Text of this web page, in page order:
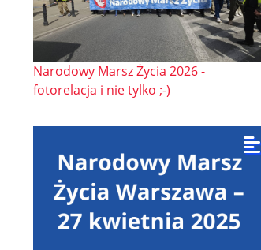
Narodowy Marsz Życia 2026 -
fotorelacja i nie tylko ;-)